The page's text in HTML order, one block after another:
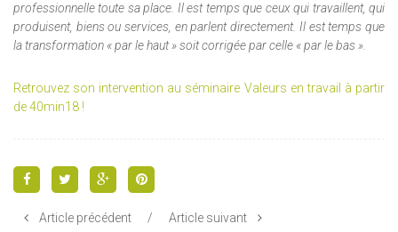
professionnelle toute sa place. Il est temps que ceux qui travaillent, qui
produisent, biens ou services, en parlent directement. Il est temps que
la transformation « par le haut » soit corrigée par celle « par le bas ».
Retrouvez son intervention au séminaire Valeurs en travail à partir
de 40min18 !
Article précédent / Article suivant